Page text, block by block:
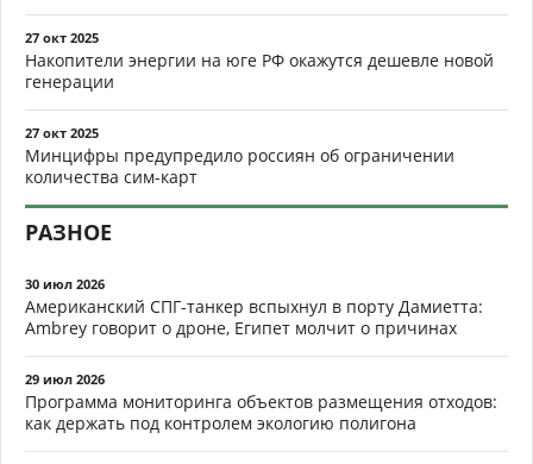
27 окт 2025
Накопители энергии на юге РФ окажутся дешевле новой
генерации
27 окт 2025
Минцифры предупредило россиян об ограничении
количества сим-карт
РАЗНОЕ
30 июл 2026
Американский СПГ-танкер вспыхнул в порту Дамиетта:
Ambrey говорит о дроне, Египет молчит о причинах
29 июл 2026
Программа мониторинга объектов размещения отходов:
как держать под контролем экологию полигона